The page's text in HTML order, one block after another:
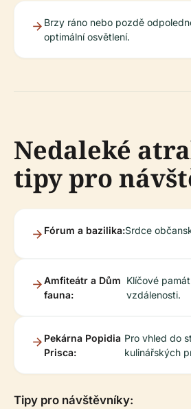
Brzy ráno nebo pozdě
optimální osvětlení.
Nedaleké
tipy pro
Fórum a bazilika:Srdce
Amfiteátr a Dům
fauna:
Klíčové
vzdálenosti.
Pekárna Popidia
Prisca:
Pro vhled do
kulinářských
Tipy pro návštěvníky: